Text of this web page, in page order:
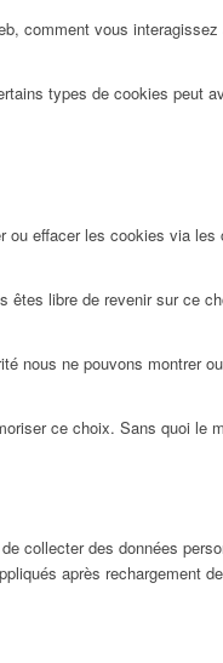
comment vous
types de cookies peut
effacer les cookies via
libre de revenir sur ce
nous ne pouvons montrer
ce choix. Sans quoi le
collecter des données
après rechargement